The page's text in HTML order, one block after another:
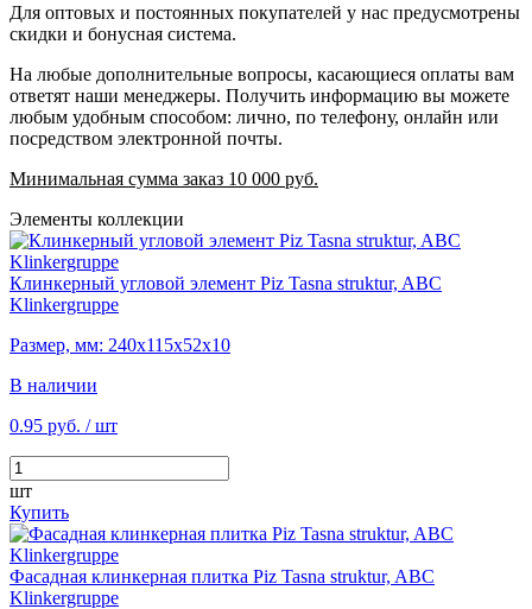
Для оптовых и постоянных покупателей у нас предусмотрены
скидки и бонусная система.
На любые дополнительные вопросы, касающиеся оплаты вам
ответят наши менеджеры. Получить информацию вы можете
любым удобным способом: лично, по телефону, онлайн или
посредством электронной почты.
Минимальная сумма заказ 10 000 руб.
Элементы коллекции
Клинкерный угловой элемент Piz Tasna struktur, ABC
Klinkergruppe
Размер, мм: 240х115х52х10
В наличии
0.95 руб. / шт
шт
Купить
Фасадная клинкерная плитка Piz Tasna struktur, ABC
Klinkergruppe